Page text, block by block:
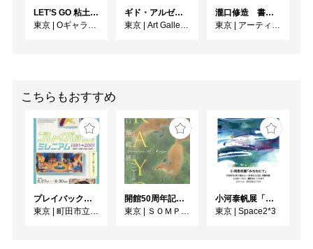
LET’S GO 粘土（クレイ）ジ−
東京
Oギャラリー
ギド・アルゼンチーニ写真展 『女性的宇宙』
東京
Art Gallery M84
瀧口修造 書くことと描くこと
東京
アーティゾン美術館
こちらもおすすめ
プレイバック！ミレニアム1991→2001 版画が／版画で越えた境界
東京
町田市立国際版画美術館
開館50周年記念 山口華楊展
東京
ＳＯＭＰＯ美術館
小河泰帆展「みなもにて」
東京
Space2*3